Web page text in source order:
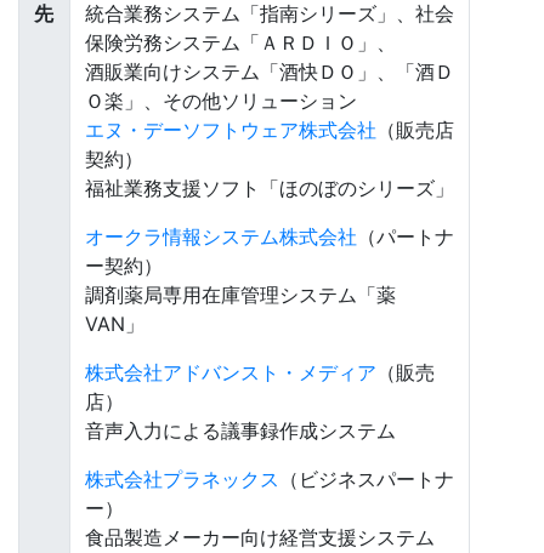
先
統合業務システム「指南シリーズ」、社会
保険労務システム「ＡＲＤＩＯ」、
酒販業向けシステム「酒快ＤＯ」、「酒Ｄ
Ｏ楽」、その他ソリューション
エヌ・デーソフトウェア株式会社 （販売店
契約）
福祉業務支援ソフト「ほのぼのシリーズ」
オークラ情報システム株式会社 （パートナ
ー契約）
調剤薬局専用在庫管理システム「薬
VAN」
株式会社アドバンスト・メディア （販売
店）
音声入力による議事録作成システム
株式会社プラネックス （ビジネスパートナ
ー）
食品製造メーカー向け経営支援システム